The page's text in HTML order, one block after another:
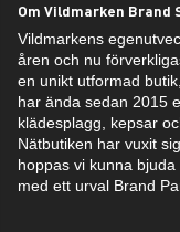
Om Vildmarken Brand
Vildmarkens
åren och nu
en unikt utformad
har ända sedan 2015
klädesplagg, kepsar
Nätbutiken har vuxit
hoppas vi kunna
med ett urval Brand